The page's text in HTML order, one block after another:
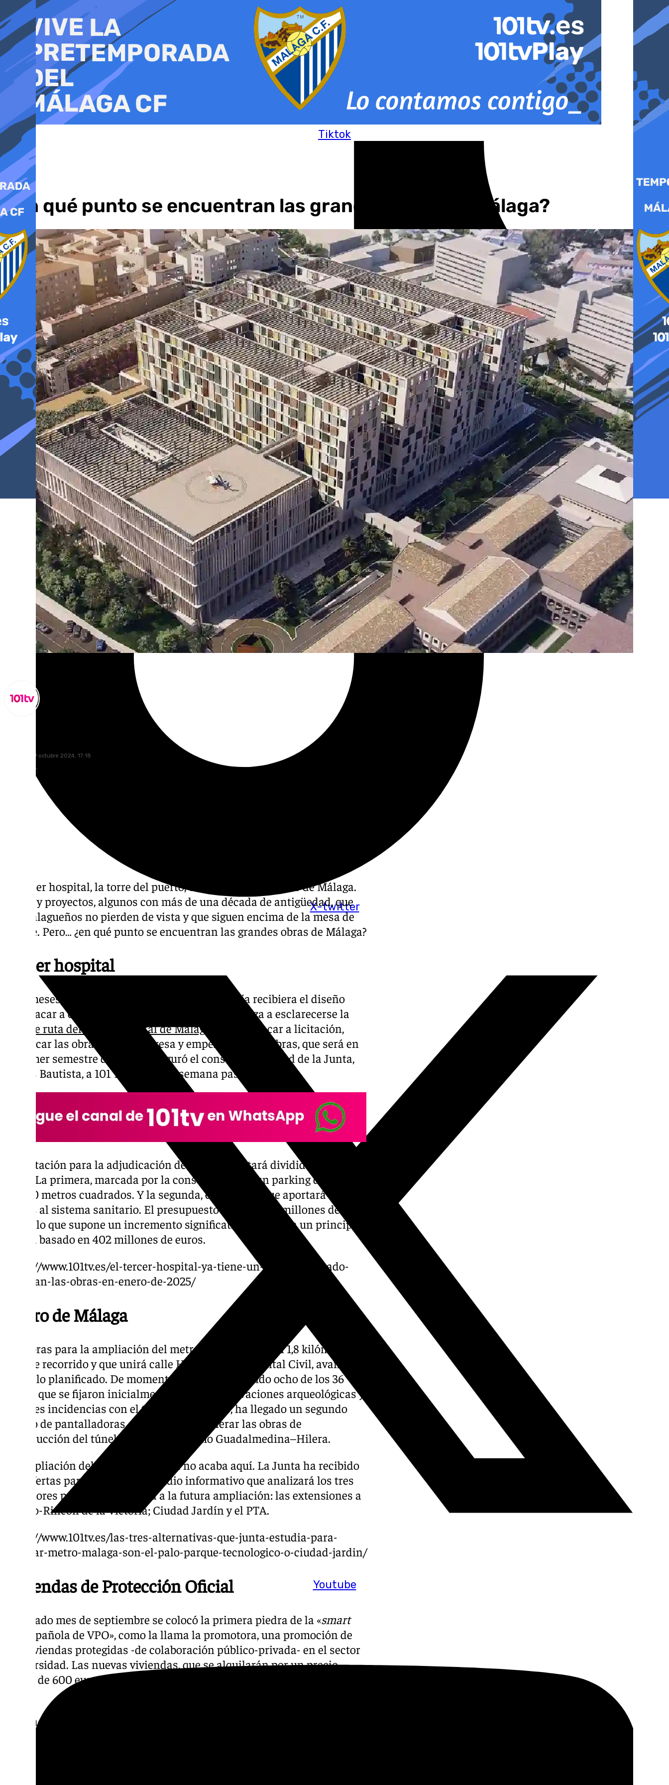
al
contenido
Tiktok
X-twitter
Youtube
¿En qué punto se encuentran las grandes obras de Málaga?
miércoles, 9 octubre 2024, 17:18
Compartir:
El tercer hospital, la torre del puerto, el metro o el Auditorio de Málaga.
Obras y proyectos, algunos con más de una década de antigüedad, que
los malagueños no pierden de vista y que siguen encima de la mesa de
debate. Pero… ¿en qué punto se encuentran las grandes obras de Málaga?
Tercer hospital
Diez meses después de que la Junta de Andalucía recibiera el diseño
para sacar a concurso las obras, parece que empieza a esclarecerse la
hoja de ruta del tercer hospital de Málaga
. «Queda sacar a licitación,
adjudicar las obras a una empresa y empezar con las obras, que será en
el primer semestre de 2025», aseguró el consejero de Salud de la Junta,
Carlos Bautista, a 101 Televisión la semana pasada.
La licitación para la adjudicación de las obras estará dividida en dos
fases. La primera, marcada por la construcción de un parking de más de
63.000 metros cuadrados. Y la segunda, el hospital, que aportará 815
camas al sistema sanitario. El presupuesto será de 700 millones de
euros, lo que supone un incremento significativo, ya que en un principio
estaba basado en 402 millones de euros.
https://www.101tv.es/el-tercer-hospital-ya-tiene-un-rumbo-marcado-
licitaran-las-obras-en-enero-de-2025/
Metro de Málaga
Las obras para la ampliación del metro, que contará con 1,8 kilómetros
más de recorrido y que unirá calle Hilera con el Hospital Civil, avanzan
según lo planificado. De momento, se han consumido ocho de los 36
meses que se fijaron inicialmente para las excavaciones arqueológicas y
posibles incidencias con el terreno. De hecho, ha llegado un segundo
equipo de pantalladoras que permitirá acelerar las obras de
construcción del túnel en el primer tramo Guadalmedina–Hilera.
La ampliación del Metro de Málaga no acaba aquí. La Junta ha recibido
seis ofertas para redactar el estudio informativo que analizará los tres
corredores prioritarios de cara a la futura ampliación: las extensiones a
El Palo-Rincón de la Victoria; Ciudad Jardín y el PTA.
https://www.101tv.es/las-tres-alternativas-que-junta-estudia-para-
ampliar-metro-malaga-son-el-palo-parque-tecnologico-o-ciudad-jardin/
Viviendas de Protección Oficial
El pasado mes de septiembre se colocó la primera piedra de la «smart
española de VPO», como la llama la promotora, una promoción de
530 viviendas protegidas -de colaboración público-privada- en el sector
Universidad. Las nuevas viviendas, que se alquilarán por un precio
medio de 600 euros mensuales, no se entregarán hasta diciembre de
En el acto de colocación de la primera piedra de estas 530 VPO, de la